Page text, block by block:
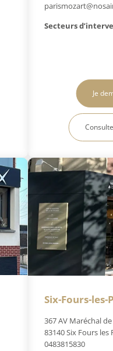
Secteurs
Je
Six-Fours-les-
367 AV Maréchal
83140 Six Fours les
0483815830